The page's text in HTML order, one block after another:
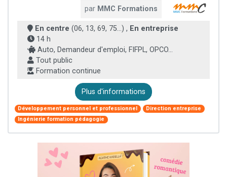
par MMC Formations
En centre (06, 13, 69, 75...) , En entreprise
14 h
Auto, Demandeur d'emploi, FIFPL, OPCO...
Tout public
Formation continue
Plus d'informations
Développement personnel et professionnel
Direction entreprise
Ingénierie formation pédagogie